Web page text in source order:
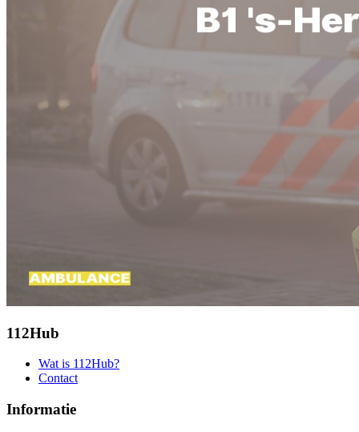
112Hub
Wat is 112Hub?
Contact
Informatie